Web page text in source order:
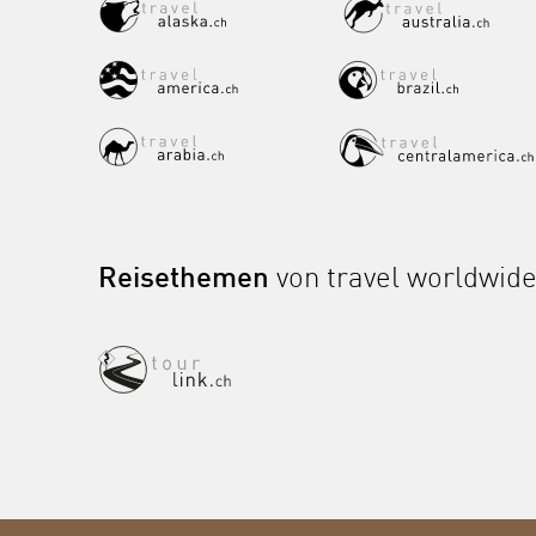
Reisethemen von travel worldwide